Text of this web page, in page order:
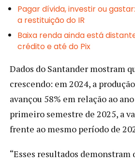
Pagar dívida, investir ou
a restituição do IR
Baixa renda ainda está
crédito e até do Pix
Dados do Santander mostram
crescendo: em 2024, a
avançou 58% em relação ao
primeiro semestre de 2025, a
frente ao mesmo período de
“Esses resultados demonstram